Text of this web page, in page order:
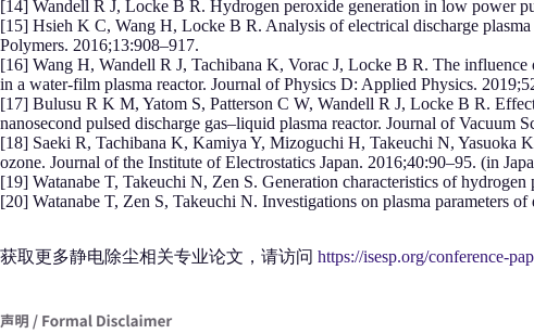
[14] Wandell R J, Locke B R. Hydrogen peroxide generation in low power
[15] Hsieh K C, Wang H, Locke B R. Analysis of electrical discharge
Polymers. 2016;13:908–917.
[16] Wang H, Wandell R J, Tachibana K, Vorac J, Locke B R. The
in a water-film plasma reactor. Journal of Physics D: Applied Physics.
[17] Bulusu R K M, Yatom S, Patterson C W, Wandell R J, Locke B R.
nanosecond pulsed discharge gas–liquid plasma reactor. Journal of Vacuum
[18] Saeki R, Tachibana K, Kamiya Y, Mizoguchi H, Takeuchi N, Yasuoka
ozone. Journal of the Institute of Electrostatics Japan. 2016;40:90–95. (in
[19] Watanabe T, Takeuchi N, Zen S. Generation characteristics of
[20] Watanabe T, Zen S, Takeuchi N. Investigations on plasma parameters
获取更多静电除尘相关专业论文，请访问 https://isesp.org/conference-